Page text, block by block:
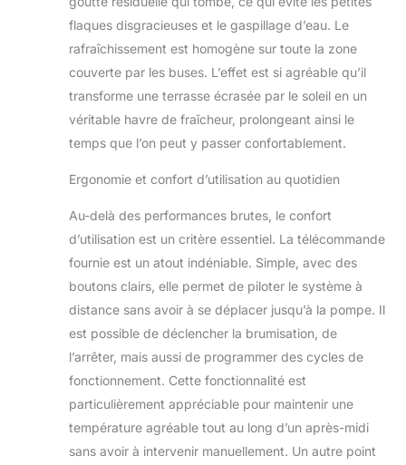
flaques disgracieuses et le gaspillage d’eau. Le
rafraîchissement est homogène sur toute la zone
couverte par les buses. L’effet est si agréable qu’il
transforme une terrasse écrasée par le soleil en un
véritable havre de fraîcheur, prolongeant ainsi le
temps que l’on peut y passer confortablement.
Ergonomie et confort d’utilisation au quotidien
Au-delà des performances brutes, le confort
d’utilisation est un critère essentiel. La télécommande
fournie est un atout indéniable. Simple, avec des
boutons clairs, elle permet de piloter le système à
distance sans avoir à se déplacer jusqu’à la pompe. Il
est possible de déclencher la brumisation, de
l’arrêter, mais aussi de programmer des cycles de
fonctionnement. Cette fonctionnalité est
particulièrement appréciable pour maintenir une
température agréable tout au long d’un après-midi
sans avoir à intervenir manuellement. Un autre point